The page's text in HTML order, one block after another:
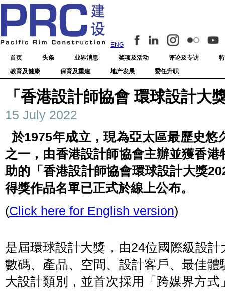
ENG
首页
头条 业界消息 奖项及活动 评论及专访
教育及健康
保育及重建 地产发展 委任升职
「香港設計師協會 環球設計大
15 July 2022
於1975年成立，現為亞太區最歷史
之一，由香港設計師協會主辦並獲香
助的「香港設計師協會環球設計大獎
得獎作品名單已正式於線上公布。
(Click here for English version)
是屆環球設計大獎，由24位國際級設
數碼、產品、空間、設計客戶、最佳
大設計類別，並首次採用「跨媒界方